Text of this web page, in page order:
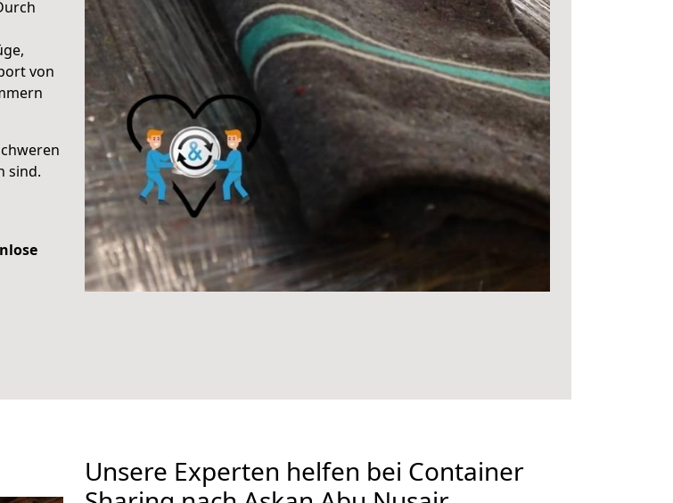
von
sind.
Unsere Experten helfen bei Container